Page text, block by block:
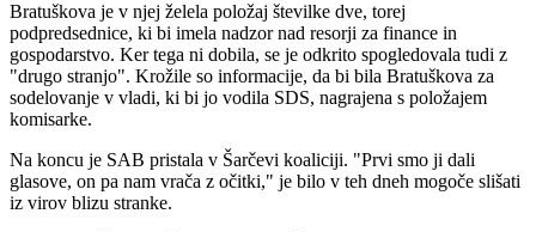
Bratuškova je v njej želela položaj številke dve, torej
podpredsednice, ki bi imela nadzor nad resorji za finance in
gospodarstvo. Ker tega ni dobila, se je odkrito spogledovala tudi z
"drugo stranjo". Krožile so informacije, da bi bila Bratuškova za
sodelovanje v vladi, ki bi jo vodila SDS, nagrajena s položajem
komisarke.
Na koncu je SAB pristala v Šarčevi koaliciji. "Prvi smo ji dali
glasove, on pa nam vrača z očitki," je bilo v teh dneh mogoče slišati
iz virov blizu stranke.